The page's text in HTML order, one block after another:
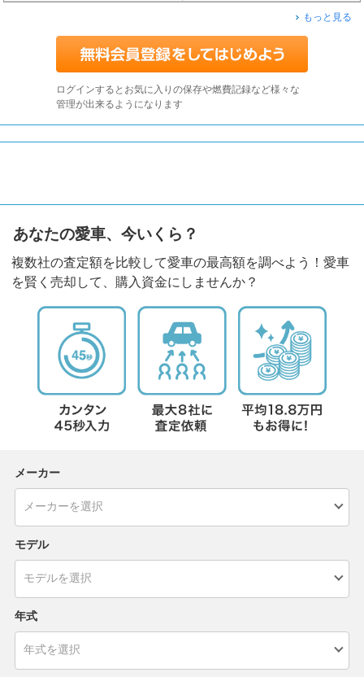
もっと見る
ログインするとお気に入りの保存や燃費記録など様々な
管理が出来るようになります
あなたの愛車、今いくら？
複数社の査定額を比較して愛車の最高額を調べよう！愛車
を賢く売却して、購入資金にしませんか？
メーカー
モデル
年式